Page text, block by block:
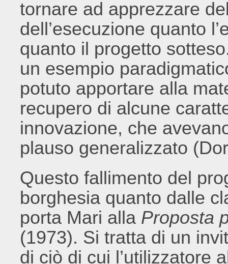
tornare ad apprezzare
dell’esecuzione quanto
quanto il progetto
un esempio
potuto apportare alla
recupero di alcune
innovazione, che
plauso generalizzato
Questo fallimento del
borghesia quanto dalle
porta Mari alla Proposta
(1973). Si tratta di un
di ciò di cui l’utilizzatore